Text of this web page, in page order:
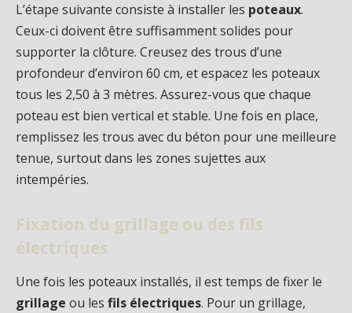
L’étape suivante consiste à installer les poteaux.
Ceux-ci doivent être suffisamment solides pour
supporter la clôture. Creusez des trous d’une
profondeur d’environ 60 cm, et espacez les poteaux
tous les 2,50 à 3 mètres. Assurez-vous que chaque
poteau est bien vertical et stable. Une fois en place,
remplissez les trous avec du béton pour une meilleure
tenue, surtout dans les zones sujettes aux
intempéries.
Fixation du grillage ou des fils
électriques
Une fois les poteaux installés, il est temps de fixer le
grillage ou les fils électriques. Pour un grillage,